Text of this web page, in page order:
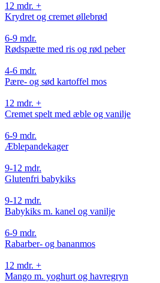
12 mdr. +
Krydret og cremet øllebrød
6-9 mdr.
Rødspætte med ris og rød peber
4-6 mdr.
Pære- og sød kartoffel mos
12 mdr. +
Cremet spelt med æble og vanilje
6-9 mdr.
Æblepandekager
9-12 mdr.
Glutenfri babykiks
9-12 mdr.
Babykiks m. kanel og vanilje
6-9 mdr.
Rabarber- og bananmos
12 mdr. +
Mango m. yoghurt og havregryn